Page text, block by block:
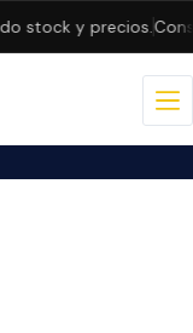
stock y precios.